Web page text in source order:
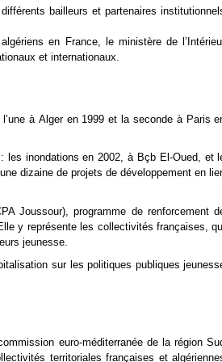
bailleurs et partenaires
en France, le ministère de
et internationaux.
à Alger en 1999 et la seconde à Paris
les inondations en 2002, à Bçb El-Oued, et
dizaine de projets de développement en
Joussour), programme de renforcement
y représente les collectivités françaises,
jeunesse.
sur les politiques publiques
euro-méditerranée de la région
territoriales françaises et